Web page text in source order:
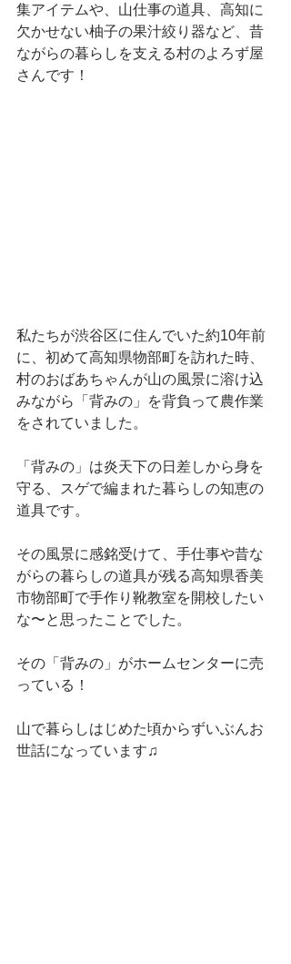
集アイテムや、山仕事の道具、高知に
欠かせない柚子の果汁絞り器など、昔
ながらの暮らしを支える村のよろず屋
さんです！
私たちが渋谷区に住んでいた約10年前
に、初めて高知県物部町を訪れた時、
村のおばあちゃんが山の風景に溶け込
みながら「背みの」を背負って農作業
をされていました。
「背みの」は炎天下の日差しから身を
守る、スゲで編まれた暮らしの知恵の
道具です。
その風景に感銘受けて、手仕事や昔な
がらの暮らしの道具が残る高知県香美
市物部町で手作り靴教室を開校したい
な〜と思ったことでした。
その「背みの」がホームセンターに売
っている！
山で暮らしはじめた頃からずいぶんお
世話になっています♫